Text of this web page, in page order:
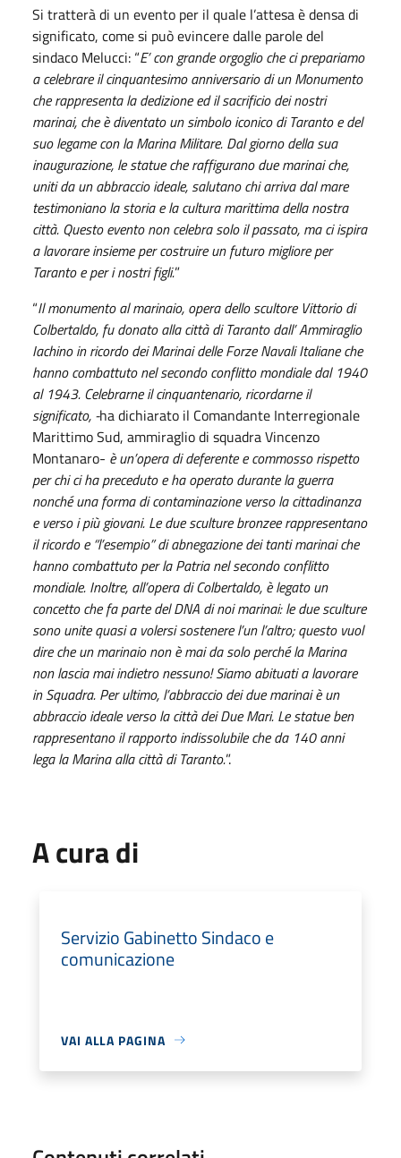
Si tratterà di un evento per il quale l’attesa è densa di
significato, come si può evincere dalle parole del
sindaco Melucci: “E’ con grande orgoglio che ci prepariamo
a celebrare il cinquantesimo anniversario di un Monumento
che rappresenta la dedizione ed il sacrificio dei nostri
marinai, che è diventato un simbolo iconico di Taranto e del
suo legame con la Marina Militare. Dal giorno della sua
inaugurazione, le statue che raffigurano due marinai che,
uniti da un abbraccio ideale, salutano chi arriva dal mare
testimoniano la storia e la cultura marittima della nostra
città. Questo evento non celebra solo il passato, ma ci ispira
a lavorare insieme per costruire un futuro migliore per
Taranto e per i nostri figli.”
“Il monumento al marinaio, opera dello scultore Vittorio di
Colbertaldo, fu donato alla città di Taranto dall’ Ammiraglio
Iachino in ricordo dei Marinai delle Forze Navali Italiane che
hanno combattuto nel secondo conflitto mondiale dal 1940
al 1943. Celebrarne il cinquantenario, ricordarne il
significato, -ha dichiarato il Comandante Interregionale
Marittimo Sud, ammiraglio di squadra Vincenzo
Montanaro- è un’opera di deferente e commosso rispetto
per chi ci ha preceduto e ha operato durante la guerra
nonché una forma di contaminazione verso la cittadinanza
e verso i più giovani. Le due sculture bronzee rappresentano
il ricordo e “l’esempio” di abnegazione dei tanti marinai che
hanno combattuto per la Patria nel secondo conflitto
mondiale. Inoltre, all’opera di Colbertaldo, è legato un
concetto che fa parte del DNA di noi marinai: le due sculture
sono unite quasi a volersi sostenere l’un l’altro; questo vuol
dire che un marinaio non è mai da solo perché la Marina
non lascia mai indietro nessuno! Siamo abituati a lavorare
in Squadra. Per ultimo, l’abbraccio dei due marinai è un
abbraccio ideale verso la città dei Due Mari. Le statue ben
rappresentano il rapporto indissolubile che da 140 anni
lega la Marina alla città di Taranto.”.
A cura di
Servizio Gabinetto Sindaco e
comunicazione
VAI ALLA PAGINA